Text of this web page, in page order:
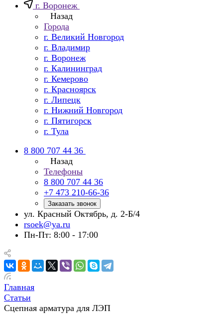
г. Воронеж
Назад
Города
г. Великий Новгород
г. Владимир
г. Воронеж
г. Калининград
г. Кемерово
г. Красноярск
г. Липецк
г. Нижний Новгород
г. Пятигорск
г. Тула
8 800 707 44 36
Назад
Телефоны
8 800 707 44 36
+7 473 210-66-36
Заказать звонок
ул. Красный Октябрь, д. 2-Б/4
rsoek@ya.ru
Пн-Пт: 8:00 - 17:00
Главная
Статьи
Сцепная арматура для ЛЭП